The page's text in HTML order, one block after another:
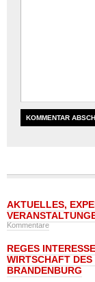
AKTUELLES,
Kommentare
REGES
WIRTSCHAFT
BRANDENBURG